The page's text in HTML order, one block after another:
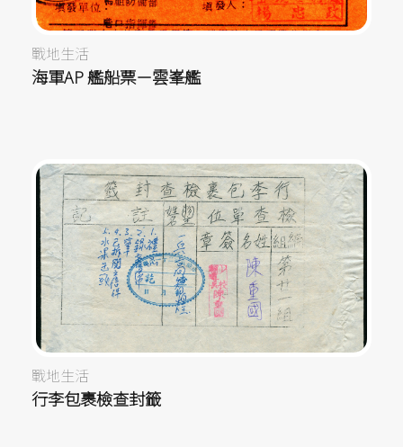
戰地生活
海軍AP 艦船票－雲峯艦
戰地生活
行李包裹檢查封籤